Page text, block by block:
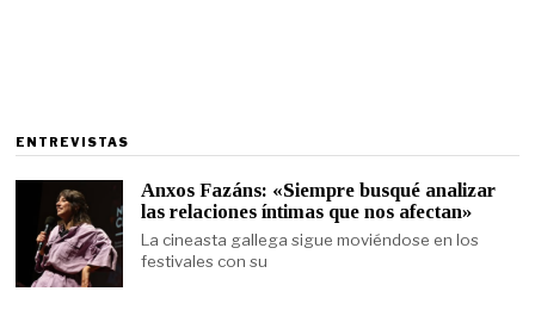
ENTREVISTAS
Anxos Fazáns: «Siempre busqué analizar
las relaciones íntimas que nos afectan»
La cineasta gallega sigue moviéndose en los
festivales con su